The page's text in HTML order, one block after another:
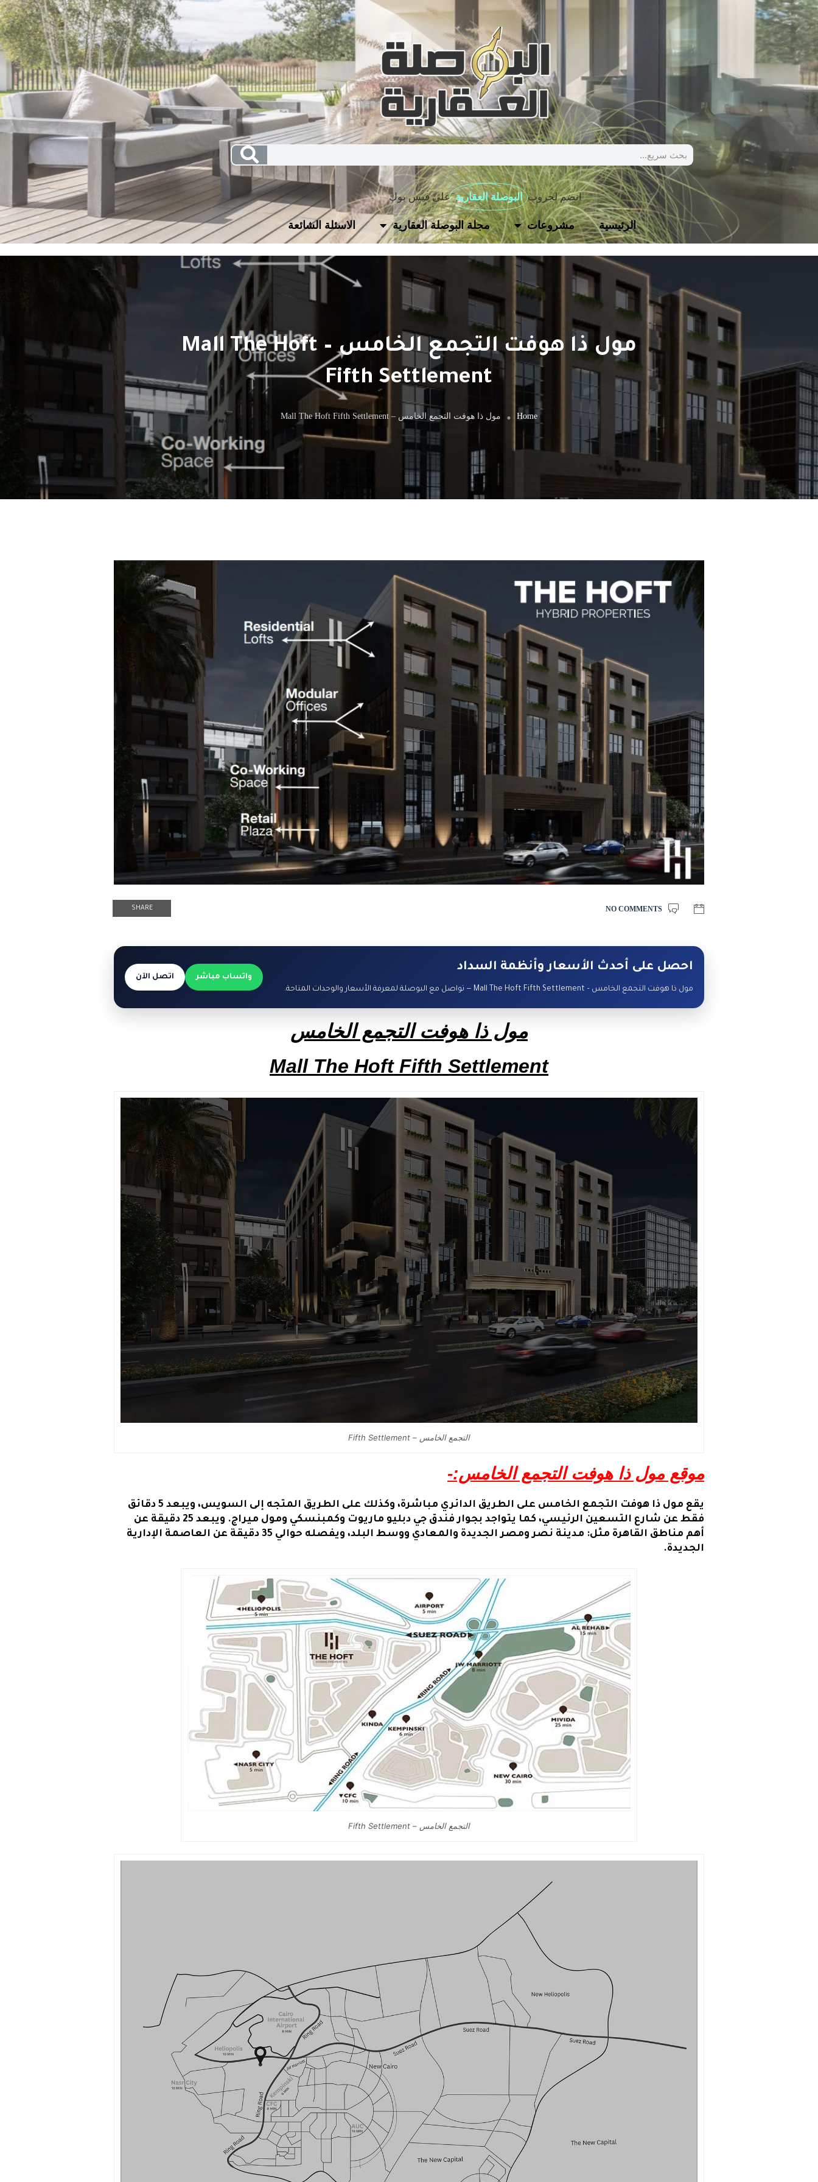
انضم لجروب البوصلة العقارية على فيس بوك
الرئيسية مشروعات مجلة البوصلة العقارية الاسئلة الشائعة
مول ذا هوفت التجمع الخامس – Mall The Hoft
Fifth Settlement
Home مول ذا هوفت التجمع الخامس – Mall The Hoft Fifth Settlement
NO COMMENTS
SHARE
احصل على أحدث الأسعار وأنظمة السداد
مول ذا هوفت التجمع الخامس – Mall The Hoft Fifth Settlement — تواصل مع البوصلة لمعرفة الأسعار والوحدات المتاحة.
واتساب مباشر اتصل الآن
مول ذا هوفت التجمع الخامس
Mall The Hoft Fifth Settlement
التجمع الخامس – Fifth Settlement
موقع مول ذا هوفت التجمع الخامس:-
يقع مول ذا هوفت التجمع الخامس على الطريق الدائري مباشرة، وكذلك على الطريق المتجه إلى السويس، ويبعد 5 دقائق
فقط عن شارع التسعين الرئيسي، كما يتواجد بجوار فندق جي دبليو ماريوت وكمبنسكي ومول ميراج. ويبعد 25 دقيقة عن
أهم مناطق القاهرة مثل: مدينة نصر ومصر الجديدة والمعادي ووسط البلد، ويفصله حوالي 35 دقيقة عن العاصمة الإدارية
الجديدة.
التجمع الخامس – Fifth Settlement